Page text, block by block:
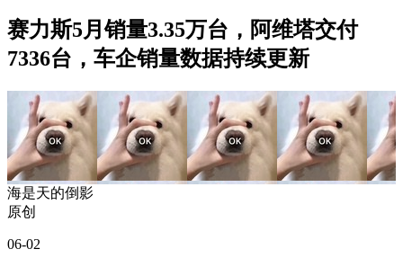
赛力斯5月销量3.35万台，阿维塔交付
7336台，车企销量数据持续更新
海是天的倒影
原创
06-02